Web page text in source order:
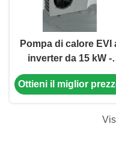
Pompa di calore EVI
inverter da 15 kW -
Sistema di
riscaldamento e
efficiente dal punto
Ottieni il miglior